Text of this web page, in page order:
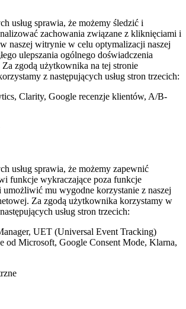
usług sprawia, że możemy śledzić i
zachowania związane z kliknięciami i
naszej witrynie w celu optymalizacji naszej
ulepszania ogólnego doświadczenia
zgodą użytkownika na tej stronie
z następujących usług stron trzecich:
Clarity, Google recenzje klientów, A/B-
usług sprawia, że możemy zapewnić
funkcje wykraczające poza funkcje
umożliwić mu wygodne korzystanie z naszej
Za zgodą użytkownika korzystamy w
usług stron trzecich:
UET (Universal Event Tracking)
od Microsoft, Google Consent Mode, Klarna,